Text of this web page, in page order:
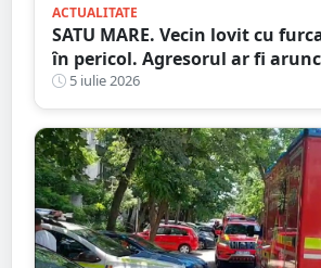
ACTUALITATE
SATU MARE. Vecin lovit cu
în pericol. Agresorul ar fi
bolovani în curtea familiei
5 iulie 2026